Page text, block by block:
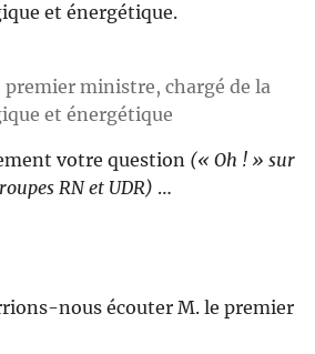
et énergétique.
premier ministre, chargé de la
et énergétique
votre question (« Oh ! » sur
RN et UDR) …
nous écouter M. le premier